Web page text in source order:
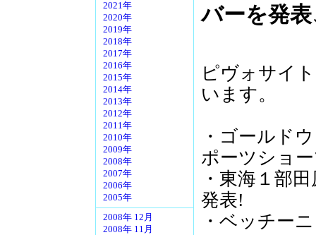
2021年
2020年
2019年
2018年
2017年
2016年
2015年
2014年
2013年
2012年
2011年
2010年
2009年
2008年
2007年
2006年
2005年
2008年 12月
2008年 11月
バーを発
ピヴォサイ
います。
・ゴールド
ポーツショ
・東海１部
発表!
・ベッチー